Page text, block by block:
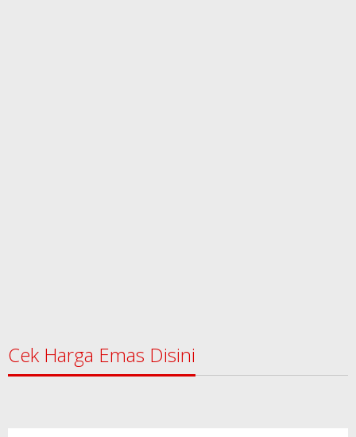
Cek Harga Emas Disini